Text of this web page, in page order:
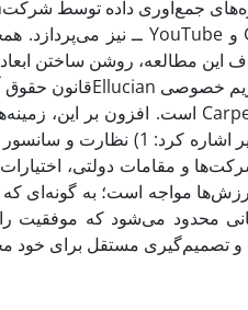
جمع‌آوری داده توسط شرکت
و YouTube ــ نیز می‌پردازد.
این مطالعه، روشن ساختن
خصوصی Ellucianقانون
است. افزون بر این،
مورد توجه قرار گرفته‌اند. از جمله یافته‌های این
روابط قدرت نامتقارن استوار هستند. 2) مدیران
با نوعی وارونگی ارزش‌ها مواجه است؛
محدود می‌شود که موفقیت
و تصمیم‌گیری مستقل برای خود